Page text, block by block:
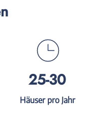
25-30
Häuser pro Jahr